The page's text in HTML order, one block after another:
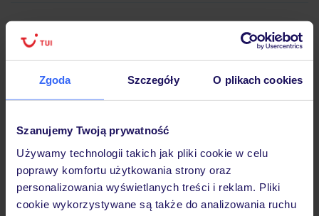
Zgoda Szczegóły O plikach cookies
Szanujemy Twoją prywatność
Używamy technologii takich jak pliki cookie w celu
poprawy komfortu użytkowania strony oraz
personalizowania wyświetlanych treści i reklam. Pliki
cookie wykorzystywane są także do analizowania ruchu
Opinie
Wyżywienie
Atrakcje
Ważne informacje